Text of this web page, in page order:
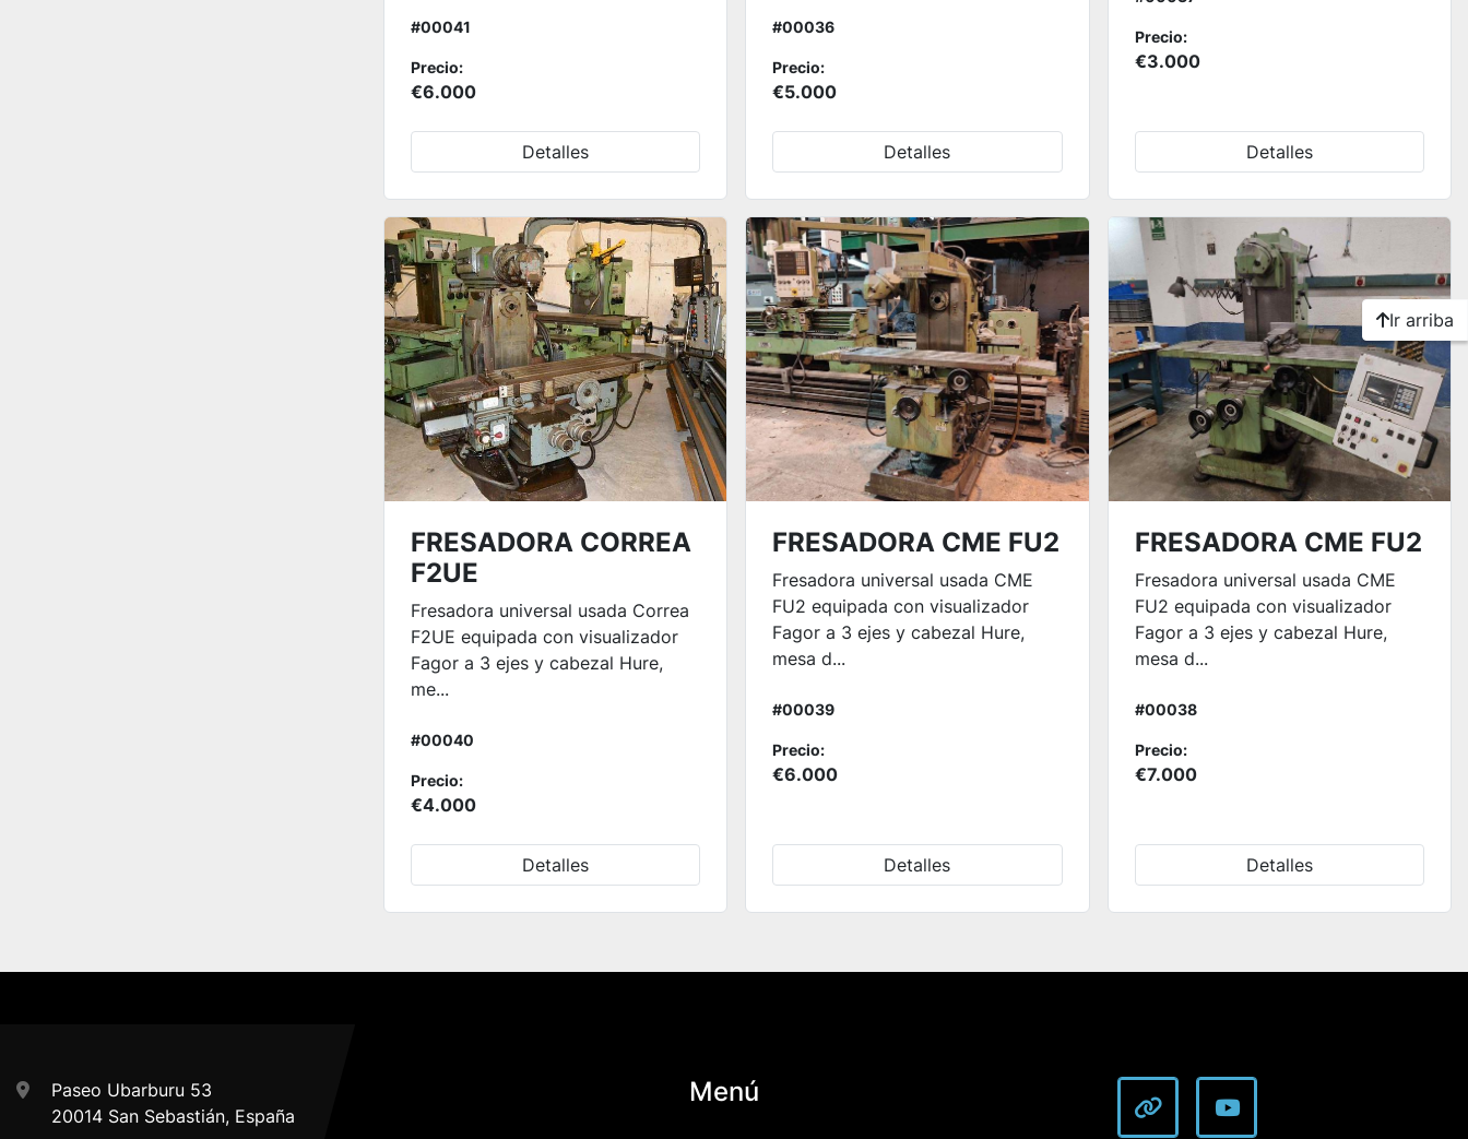
#00041
Precio:
€6.000
Detalles
#00036
Precio:
€5.000
Detalles
Precio:
€3.000
Detalles
FRESADORA CORREA
F2UE
Fresadora universal usada Correa
F2UE equipada con visualizador
Fagor a 3 ejes y cabezal Hure,
me...
#00040
Precio:
€4.000
Detalles
FRESADORA CME FU2
Fresadora universal usada CME
FU2 equipada con visualizador
Fagor a 3 ejes y cabezal Hure,
mesa d...
#00039
Precio:
€6.000
Detalles
FRESADORA CME FU2
Fresadora universal usada CME
FU2 equipada con visualizador
Fagor a 3 ejes y cabezal Hure,
mesa d...
#00038
Precio:
€7.000
Detalles
Ir arriba
Paseo Ubarburu 53
20014 San Sebastián, España
Menú
other youtube